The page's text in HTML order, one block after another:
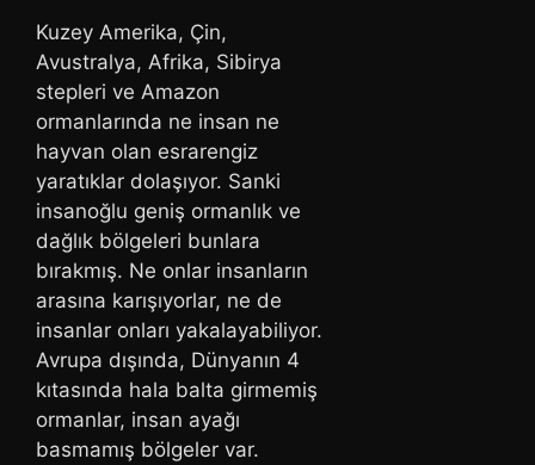
Kuzey Amerika, Çin,
Avustralya, Afrika, Sibirya
stepleri ve Amazon
ormanlarında ne insan ne
hayvan olan esrarengiz
yaratıklar dolaşıyor. Sanki
insanoğlu geniş ormanlık ve
dağlık bölgeleri bunlara
bırakmış. Ne onlar insanların
arasına karışıyorlar, ne de
insanlar onları yakalayabiliyor.
Avrupa dışında, Dünyanın 4
kıtasında hala balta girmemiş
ormanlar, insan ayağı
basmamış bölgeler var.